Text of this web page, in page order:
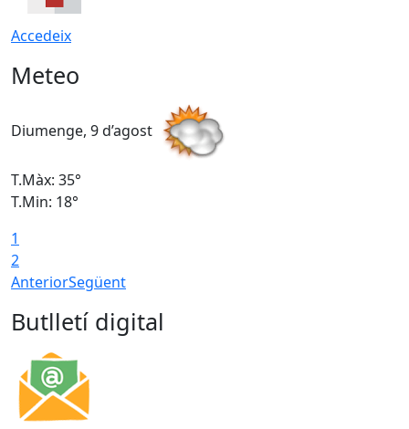
Accedeix
Meteo
Diumenge, 9 d’agost
T.Màx: 35°
T.Min: 18°
1
2
AnteriorSegüent
Butlletí digital